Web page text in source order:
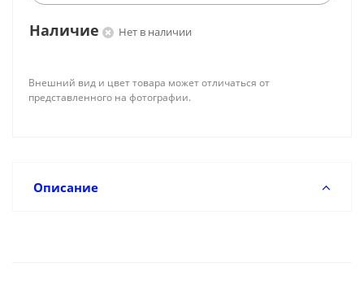
Наличие Нет в наличии
Внешний вид и цвет товара может отличаться от
представленного на фотографии.
Описание